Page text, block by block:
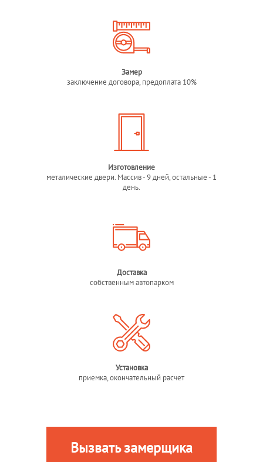
Замер
заключение договора, предоплата 10%
Изготовление
металические двери. Массив - 9 дней, остальные - 1
день.
Доставка
собственным автопарком
Установка
приемка, окончательный расчет
Вызвать замерщика